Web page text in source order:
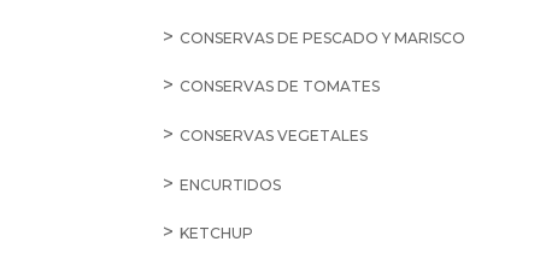
CONSERVAS DE PESCADO Y MARISCO
CONSERVAS DE TOMATES
CONSERVAS VEGETALES
ENCURTIDOS
KETCHUP